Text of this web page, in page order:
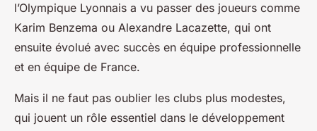
l’Olympique Lyonnais a vu passer des joueurs comme
Karim Benzema ou Alexandre Lacazette, qui ont
ensuite évolué avec succès en équipe professionnelle
et en équipe de France.
Mais il ne faut pas oublier les clubs plus modestes,
qui jouent un rôle essentiel dans le développement